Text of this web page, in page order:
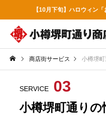
【10月下旬】ハロウィン
商店街サービス 小樽堺町
SERVICE 03
小樽堺町通り